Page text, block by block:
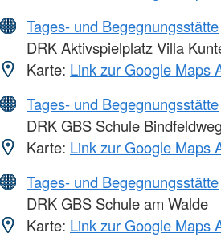
Tages- und Begegnungsstätte
DRK Aktivspielplatz Villa
Karte: Link zur Google Maps
Tages- und Begegnungsstätte
DRK GBS Schule Bindfeldweg
Karte: Link zur Google Maps
Tages- und Begegnungsstätte
DRK GBS Schule am Walde
Karte: Link zur Google Maps